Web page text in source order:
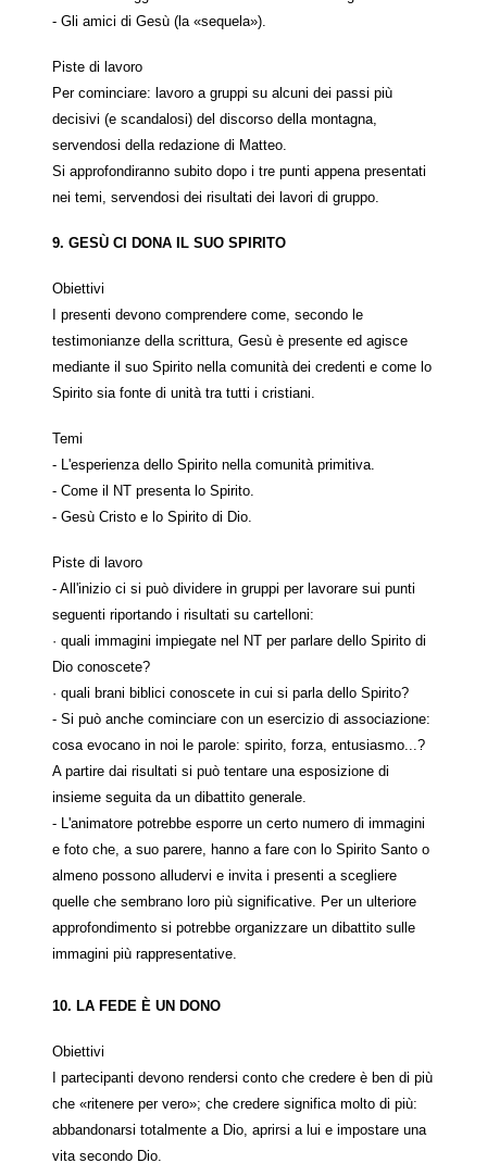
- Gli amici di Gesù (la «sequela»).
Piste di lavoro
Per cominciare: lavoro a gruppi su alcuni dei passi più
decisivi (e scandalosi) del discorso della montagna,
servendosi della redazione di Matteo.
Si approfondiranno subito dopo i tre punti appena presentati
nei temi, servendosi dei risultati dei lavori di gruppo.
9. GESÙ CI DONA IL SUO SPIRITO
Obiettivi
I presenti devono comprendere come, secondo le
testimonianze della scrittura, Gesù è presente ed agisce
mediante il suo Spirito nella comunità dei credenti e come lo
Spirito sia fonte di unità tra tutti i cristiani.
Temi
- L'esperienza dello Spirito nella comunità primitiva.
- Come il NT presenta lo Spirito.
- Gesù Cristo e lo Spirito di Dio.
Piste di lavoro
- All'inizio ci si può dividere in gruppi per lavorare sui punti
seguenti riportando i risultati su cartelloni:
· quali immagini impiegate nel NT per parlare dello Spirito di
Dio conoscete?
· quali brani biblici conoscete in cui si parla dello Spirito?
- Si può anche cominciare con un esercizio di associazione:
cosa evocano in noi le parole: spirito, forza, entusiasmo...?
A partire dai risultati si può tentare una esposizione di
insieme seguita da un dibattito generale.
- L'animatore potrebbe esporre un certo numero di immagini
e foto che, a suo parere, hanno a fare con lo Spirito Santo o
almeno possono alludervi e invita i presenti a scegliere
quelle che sembrano loro più significative. Per un ulteriore
approfondimento si potrebbe organizzare un dibattito sulle
immagini più rappresentative.
10. LA FEDE È UN DONO
Obiettivi
I partecipanti devono rendersi conto che credere è ben di più
che «ritenere per vero»; che credere significa molto di più:
abbandonarsi totalmente a Dio, aprirsi a lui e impostare una
vita secondo Dio.